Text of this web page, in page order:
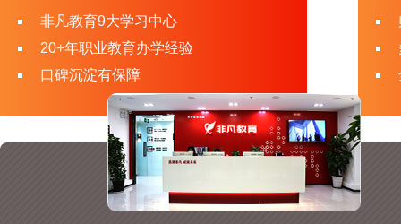
非凡教育9大学习中心
20+年职业教育办学经验
口碑沉淀有保障